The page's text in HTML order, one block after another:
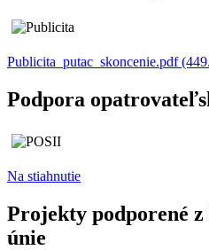
Publicita_putac_skoncenie.pdf
Podpora
Na stiahnutie
Projekty podporené
únie